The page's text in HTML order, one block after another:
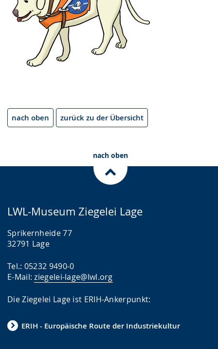
nach oben zurück zu der Übersicht
nach oben
LWL-Museum Ziegelei Lage
Sprikernheide 77
32791 Lage
Tel.: 05232 9490-0
E-Mail:ziegelei-lage@lwl.org
Die Ziegelei Lage ist ERIH-Ankerpunkt:
ERIH - Europäische Route der Industriekultur